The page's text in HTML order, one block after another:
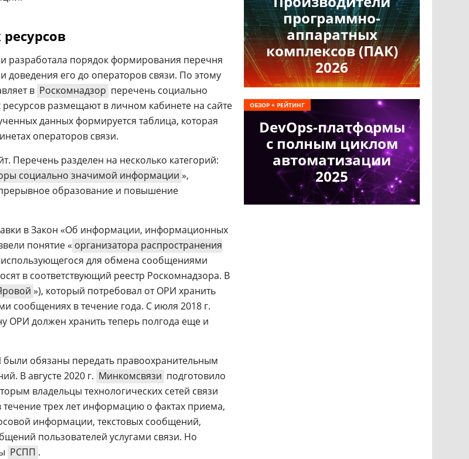
разработала порядок формирования перечня
доведения его до операторов связи. По этому
в Роскомнадзор перечень социально
размещают в личном кабинете на сайте
данных формируется таблица, которая
операторов связи.
Перечень разделен на несколько категорий:
социально значимой информации »,
образование и повышение
в Закон «Об информации, информационных
понятие « организатора распространения
для обмена сообщениями
в соответствующий реестр Роскомнадзора. В
»), который потребовал от ОРИ хранить
сообщениях в течение года. С июля 2018 г.
ОРИ должен хранить теперь полгода еще и
обязаны передать правоохранительным
В августе 2020 г. Минкомсвязи подготовило
владельцы технологических сетей связи
течение трех лет информацию о фактах приема,
информации, текстовых сообщений,
пользователей услугами связи. Но
РСПП .
программно-
аппаратных
комплексов (ПАК)
2026
DevOps-платформы
с полным циклом
автоматизации
2025
ОБЗОР + РЕЙТИНГ